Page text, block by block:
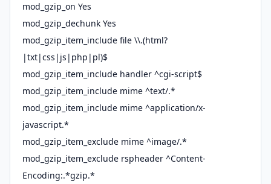
mod_gzip_on Yes
mod_gzip_dechunk Yes
mod_gzip_item_include file \\.(html?
|txt|css|js|php|pl)$
mod_gzip_item_include handler ^cgi-script$
mod_gzip_item_include mime ^text/.*
mod_gzip_item_include mime ^application/x-
javascript.*
mod_gzip_item_exclude mime ^image/.*
mod_gzip_item_exclude rspheader ^Content-
Encoding:.*gzip.*